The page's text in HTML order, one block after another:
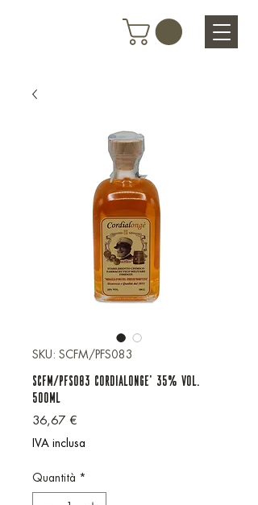
SKU: SCFM/PFS083
SCFM/PFS083 CORDIALONGE' 35% VOL.
500ML
36,67 €
IVA inclusa
Quantità *